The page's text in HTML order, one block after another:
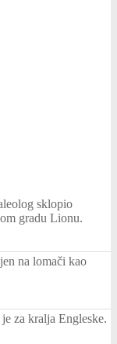
sklopio
gradu Lionu.
na lomači kao
za kralja Engleske.